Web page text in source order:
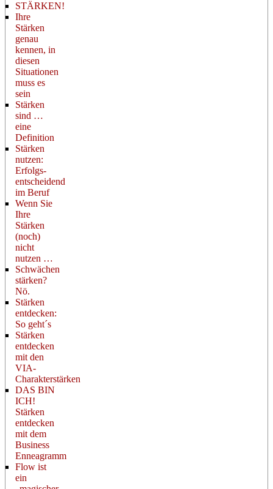
STÄRKEN!
Ihre
Stärken
genau
kennen, in
diesen
Situationen
muss es
sein
Stärken
sind …
eine
Definition
Stärken
nutzen:
Erfolgs-
entscheidend
im Beruf
Wenn Sie
Ihre
Stärken
(noch)
nicht
nutzen …
Schwächen
stärken?
Nö.
Stärken
entdecken:
So geht´s
Stärken
entdecken
mit den
VIA-
Charakterstärken
DAS BIN
ICH!
Stärken
entdecken
mit dem
Business
Enneagramm
Flow ist
ein